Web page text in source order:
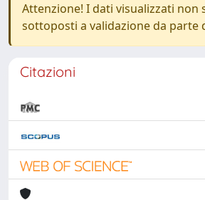
Attenzione! I dati visualizzati non
sottoposti a validazione da parte
Citazioni